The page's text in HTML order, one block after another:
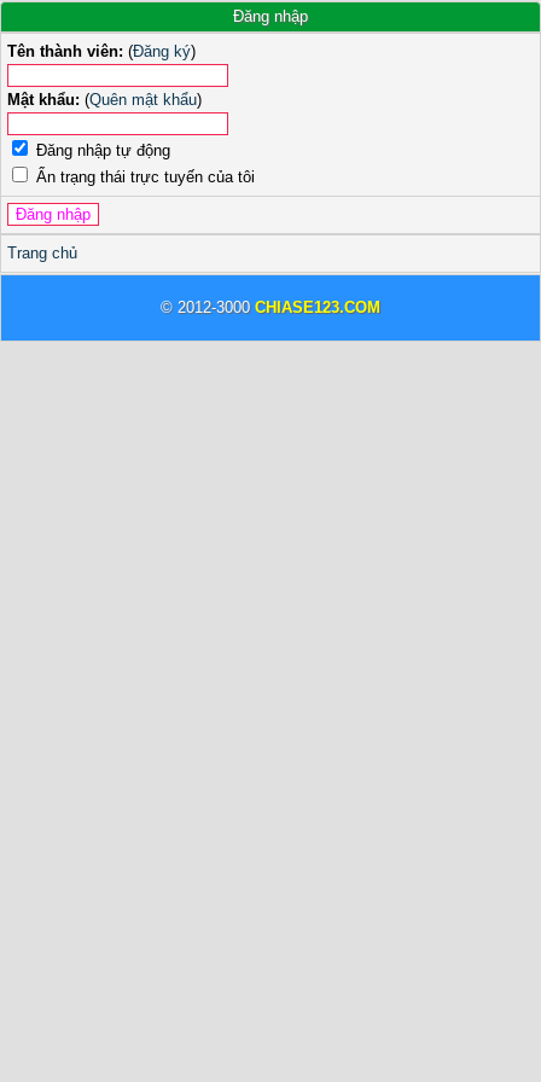
Đăng nhập
Tên thành viên: (Đăng ký)
Mật khẩu: (Quên mật khẩu)
Đăng nhập tự động
Ẩn trạng thái trực tuyến của tôi
Trang chủ
© 2012-3000 CHIASE123.COM